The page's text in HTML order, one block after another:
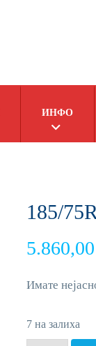
ИНФО
185/
5.860,00
Имате
7 на залиха